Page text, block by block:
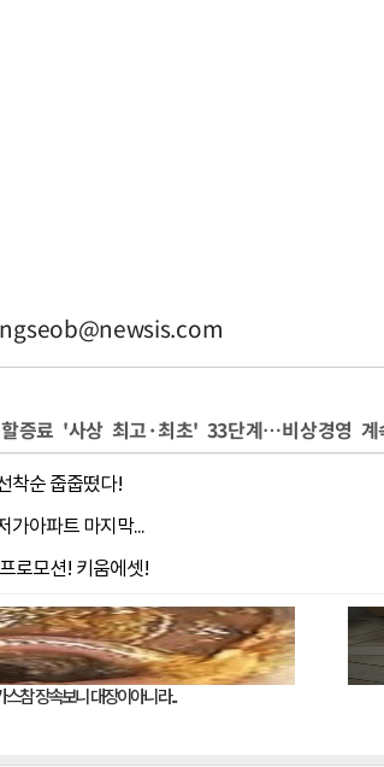
증료 '사상 최고·최초' 33단계…비상경영 계